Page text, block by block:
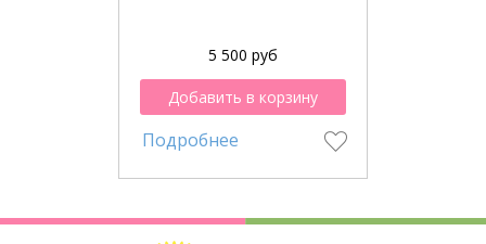
5 500 руб
Добавить в корзину
Подробнее